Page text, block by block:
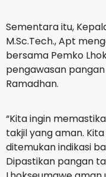
Sementara itu,
M.Sc.Tech., Apt
bersama Pemko
pengawasan
Ramadhan.
“Kita ingin
takjil yang aman.
ditemukan indikasi
Dipastikan pangan